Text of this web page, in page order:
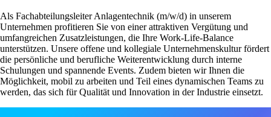
Als Fachabteilungsleiter Anlagentechnik (m/w/d) in unserem
Unternehmen profitieren Sie von einer attraktiven Vergütung und
umfangreichen Zusatzleistungen, die Ihre Work-Life-Balance
unterstützen. Unsere offene und kollegiale Unternehmenskultur fördert
die persönliche und berufliche Weiterentwicklung durch interne
Schulungen und spannende Events. Zudem bieten wir Ihnen die
Möglichkeit, mobil zu arbeiten und Teil eines dynamischen Teams zu
werden, das sich für Qualität und Innovation in der Industrie einsetzt.